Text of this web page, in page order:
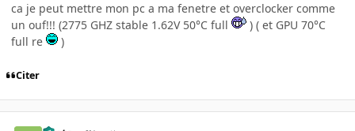
ca je peut mettre mon pc a ma fenetre et overclocker comme
un ouf!!! (2775 GHZ stable 1.62V 50°C full
) ( et GPU 70°C
full re
)
Citer